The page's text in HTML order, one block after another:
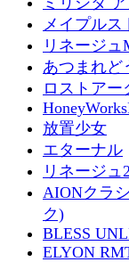
メイプル
リネージュ
あつまれど
ロストアー
放置少女
エターナル
リネージュ
AIONクラ
ク)
BLESS
ELYON